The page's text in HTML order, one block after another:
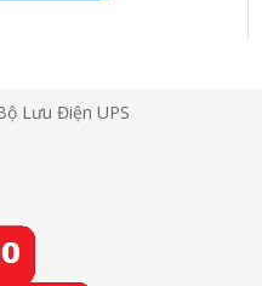
Lưu Điện UPS